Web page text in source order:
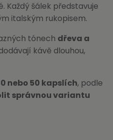
Každý šálek představuje
italským rukopisem.
tónech dřeva a
kávě dlouhou,
nebo 50 kapslích, podle
správnou variantu